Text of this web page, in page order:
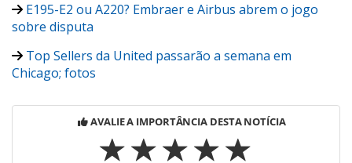
E195-E2 ou A220? Embraer e Airbus abrem o jogo
sobre disputa
Top Sellers da United passarão a semana em
Chicago; fotos
AVALIE A IMPORTÂNCIA DESTA NOTÍCIA